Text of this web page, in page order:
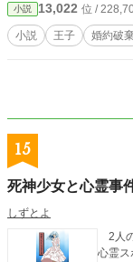
小説 13,022 位 /
小説 王子 婚約破
15
死神少女と心霊事
しずとよ
2人
心霊